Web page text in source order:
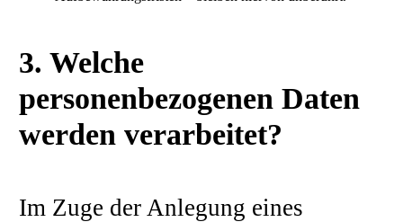
3. Welche
personenbezogenen Daten
werden verarbeitet?
Im Zuge der Anlegung eines